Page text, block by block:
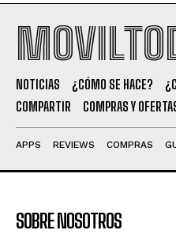
NOTICIAS ¿CÓMO SE HACE?
COMPARTIR
COMPRAS Y
APPS REVIEWS COMPRAS
SOBRE NOSOTROS